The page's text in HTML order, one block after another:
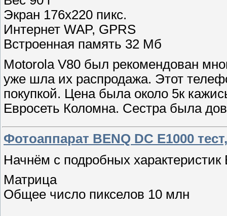
Экран 176x220 пикс.
Интернет WAP, GPRS
Встроенная память 32 Мб
Motorola V80 был рекомендован
уже шла их распродажа. Этот
покупкой. Цена была около 5к
Евросеть Коломна. Сестра была
Фотоаппарат BENQ DC E1000
Начнём с подробных
Матрица
Общее число пикселов 10 млн